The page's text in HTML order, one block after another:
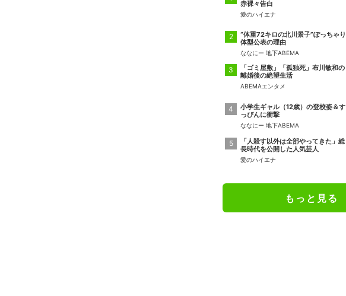
赤裸々告白
愛のハイエナ
“体重72キロの北川景子”ぽっちゃり
体型公表の理由
ななにー 地下ABEMA
「ゴミ屋敷」「孤独死」布川敏和の
離婚後の絶望生活
ABEMAエンタメ
小学生ギャル（12歳）の登校姿＆す
っぴんに衝撃
ななにー 地下ABEMA
「人殺す以外は全部やってきた」総
長時代を公開した人気芸人
愛のハイエナ
もっと見る